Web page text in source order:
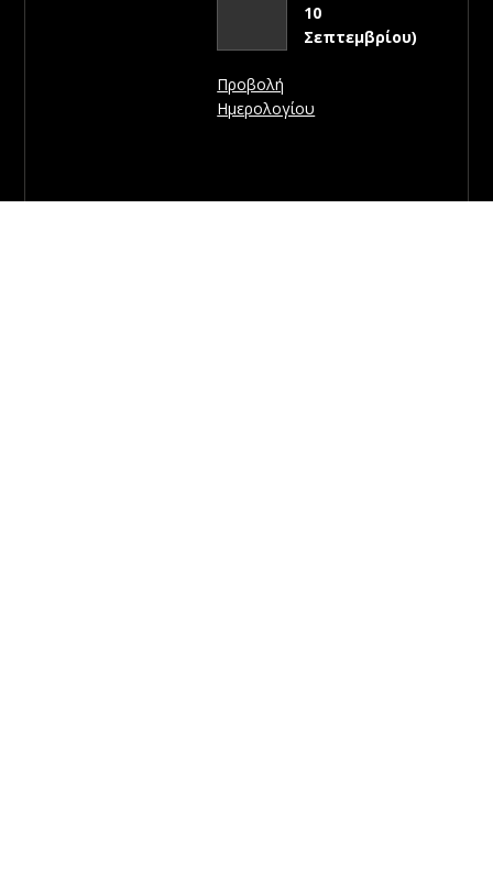
10
Σεπτεμβρίου)